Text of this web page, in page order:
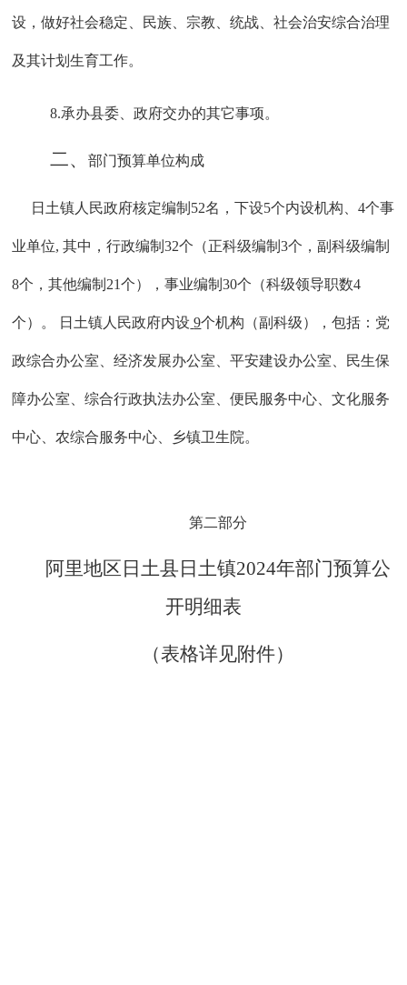
设，做好社会稳定、民族、宗教、统战、社会治安综合治理
及其计划生育工作。
8.承办县委、政府交办的其它事项。
二、部门预算单位构成
日土镇 人民政府核定编制 52名 ，下设5个内设机构、4个事
业单位, 其中，行政编制32个（正科级编制3个，副科级编制
8个，其他编制 21个），事业编制30个（科级领导职数4
个）。 日土镇人民政府内设 9个机构（副科级） ，包括：党
政综合办公室、经济发展办公室、平安建设办公室、民生保
障办公室、综合行政执法办公室、便民服务中心、文化服务
中心、农综合服务中心、乡镇卫生院。
第二部分
阿里地区日土县 日土镇2024年部门预算公
开明细表
（表格详见附件）